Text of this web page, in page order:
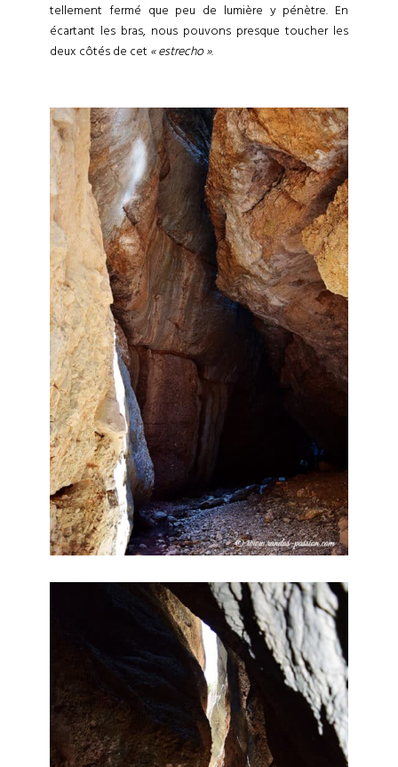
tellement fermé que peu de lumière y pénètre. En
écartant les bras, nous pouvons presque toucher les
deux côtés de cet « estrecho ».